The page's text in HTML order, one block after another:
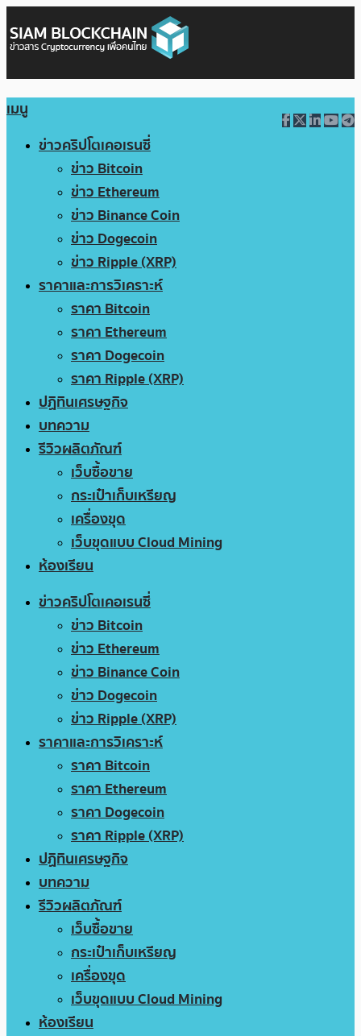
เมนู
ข่าวคริปโตเคอเรนซี่
ข่าว Bitcoin
ข่าว Ethereum
ข่าว Binance Coin
ข่าว Dogecoin
ข่าว Ripple (XRP)
ราคาและการวิเคราะห์
ราคา Bitcoin
ราคา Ethereum
ราคา Dogecoin
ราคา Ripple (XRP)
ปฏิทินเศรษฐกิจ
บทความ
รีวิวผลิตภัณฑ์
เว็บซื้อขาย
กระเป๋าเก็บเหรียญ
เครื่องขุด
เว็บขุดแบบ Cloud Mining
ห้องเรียน
ข่าวคริปโตเคอเรนซี่
ข่าว Bitcoin
ข่าว Ethereum
ข่าว Binance Coin
ข่าว Dogecoin
ข่าว Ripple (XRP)
ราคาและการวิเคราะห์
ราคา Bitcoin
ราคา Ethereum
ราคา Dogecoin
ราคา Ripple (XRP)
ปฏิทินเศรษฐกิจ
บทความ
รีวิวผลิตภัณฑ์
เว็บซื้อขาย
กระเป๋าเก็บเหรียญ
เครื่องขุด
เว็บขุดแบบ Cloud Mining
ห้องเรียน